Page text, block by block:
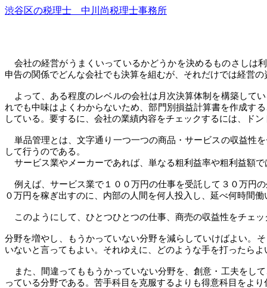
渋谷区の税理士 中川尚税理士事務所
会社の経営がうまくいっているかどうかを決めるものさしは
申告の関係でどんな会社でも決算を組むが、それだけでは経営の
よって、ある程度のレベルの会社は月次決算体制を構築して
れでも中味はよくわからないため、部門別損益計算書を作成す
している。要するに、会社の業績内容をチェックするには、ド
単品管理とは、文字通り一つ一つの商品・サービスの収益性
して行うのである。
サービス業やメーカーであれば、単なる粗利益率や粗利益額
例えば、サービス業で１００万円の仕事を受託して３０万円
０万円を稼ぎ出すのに、内部の人間を何人投入し、延べ何時間
このようにして、ひとつひとつの仕事、商売の収益性をチェ
分野を増やし、もうかっていない分野を減らしていけばよい。
いないと言ってもよい。それゆえに、どのような手を打ったら
また、間違ってももうかっていない分野を、創意・工夫をし
っている分野である。苦手科目を克服するよりも得意科目をより